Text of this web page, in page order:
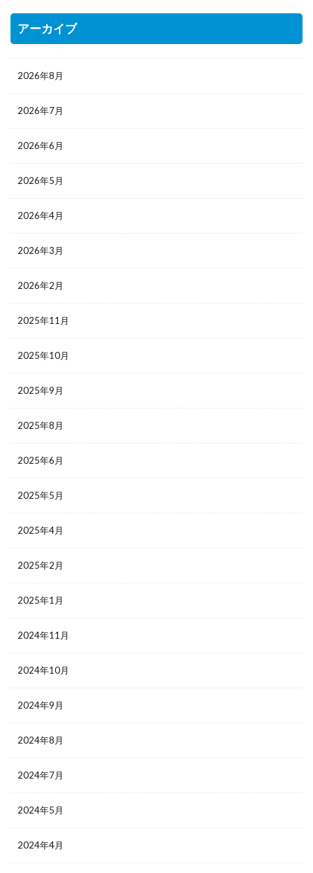
アーカイブ
2026年8月
2026年7月
2026年6月
2026年5月
2026年4月
2026年3月
2026年2月
2025年11月
2025年10月
2025年9月
2025年8月
2025年6月
2025年5月
2025年4月
2025年2月
2025年1月
2024年11月
2024年10月
2024年9月
2024年8月
2024年7月
2024年5月
2024年4月